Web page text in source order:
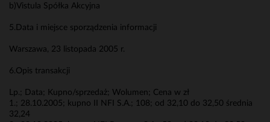
b)Vistula Spółka Akcyjna
5.Data i miejsce sporządzenia informacji
Warszawa, 23 listopada 2005 r.
6.Opis transakcji
Lp.; Data; Kupno/sprzedaż; Wolumen; Cena w zł
1.; 28.10.2005; kupno II NFI S.A.; 108; od 32,10 do 32,50 średnia
32,24